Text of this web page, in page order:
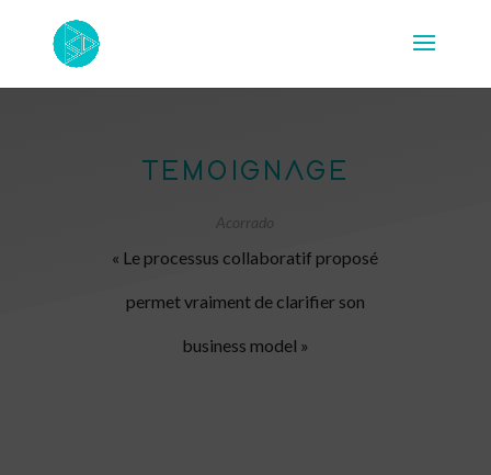
TEMOIGNAGE
Acorrado
« Le processus collaboratif proposé
permet vraiment de clarifier son
business model »